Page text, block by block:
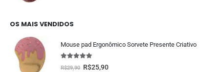
OS MAIS VENDIDOS
Mouse pad Ergonômico Sorvete Presente Criativo
fora de 5
R$29,90 R$25,90